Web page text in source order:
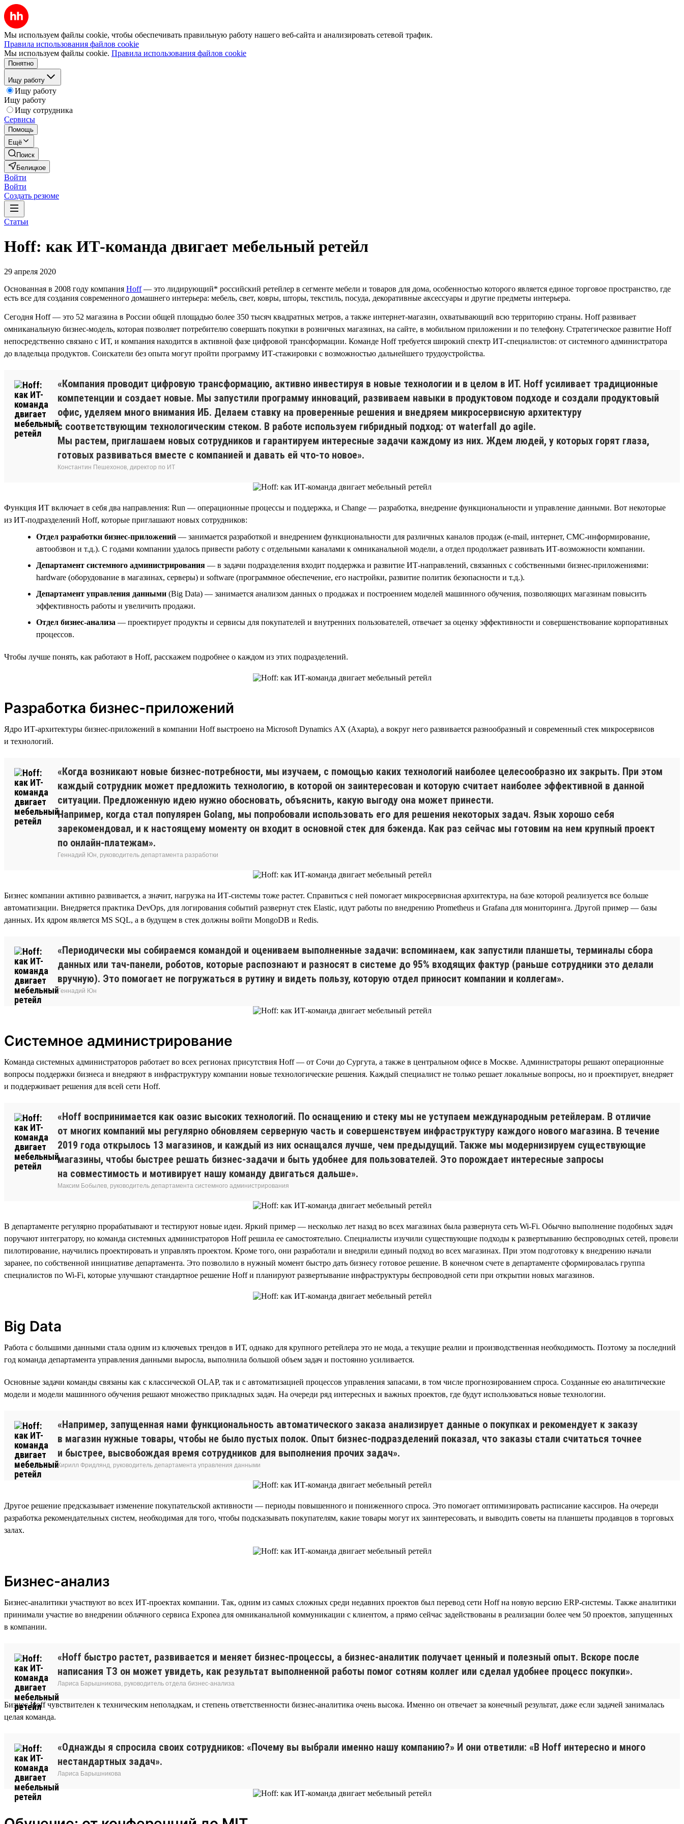
Мы используем файлы cookie, чтобы обеспечивать правильную работу нашего веб-сайта и анализировать сетевой трафик.
Правила использования файлов cookie
Мы используем файлы cookie. Правила использования файлов cookie
Понятно
Ищу работу
Ищу работу
Ищу работу
Ищу сотрудника
Сервисы
Помощь
Ещё
Поиск
Белицкое
Войти
Войти
Создать резюме
Статьи
Hoff: как ИТ-команда двигает мебельный ретейл
29 апреля 2020
Основанная в 2008 году компания Hoff— это лидирующий* российский ретейлер в сегменте мебели и товаров для дома, особенностью которого является единое торговое пространство, где
есть все для создания современного домашнего интерьера: мебель, свет, ковры, шторы, текстиль, посуда, декоративные аксессуары и другие предметы интерьера.
Сегодня Hoff — это 52 магазина в России общей площадью более 350 тысяч квадратных метров, а также интернет-магазин, охватывающий всю территорию страны. Hoff развивает
омниканальную бизнес-модель, которая позволяет потребителю совершать покупки в розничных магазинах, на сайте, в мобильном приложении и по телефону. Стратегическое развитие Hoff
непосредственно связано с ИТ, и компания находится в активной фазе цифровой трансформации. Команде Hoff требуется широкий спектр ИТ-специалистов: от системного администратора
до владельца продуктов. Соискатели без опыта могут пройти программу ИТ-стажировки с возможностью дальнейшего трудоустройства.
«Компания проводит цифровую трансформацию, активно инвестируя в новые технологии и в целом в ИТ. Hoff усиливает традиционные
компетенции и создает новые. Мы запустили программу инноваций, развиваем навыки в продуктовом подходе и создали продуктовый
офис, уделяем много внимания ИБ. Делаем ставку на проверенные решения и внедряем микросервисную архитектуру
с соответствующим технологическим стеком. В работе используем гибридный подход: от waterfall до agile.
Мы растем, приглашаем новых сотрудников и гарантируем интересные задачи каждому из них. Ждем людей, у которых горят глаза,
готовых развиваться вместе с компанией и давать ей что-то новое».
Константин Пешехонов, директор по ИТ
Функция ИТ включает в себя два направления: Run — операционные процессы и поддержка, и Change — разработка, внедрение функциональности и управление данными. Вот некоторые
из ИТ-подразделений Hoff, которые приглашают новых сотрудников:
Отдел разработки бизнес-приложений — занимается разработкой и внедрением функциональности для различных каналов продаж (e-mail, интернет, СМС-информирование,
автообзвон и т.д.). С годами компании удалось привести работу с отдельными каналами к омниканальной модели, а отдел продолжает развивать ИТ-возможности компании.
Департамент системного администрирования — в задачи подразделения входит поддержка и развитие ИТ-направлений, связанных с собственными бизнес-приложениями:
hardware (оборудование в магазинах, серверы) и software (программное обеспечение, его настройки, развитие политик безопасности и т.д.).
Департамент управления данными (Big Data) — занимается анализом данных о продажах и построением моделей машинного обучения, позволяющих магазинам повысить
эффективность работы и увеличить продажи.
Отдел бизнес-анализа — проектирует продукты и сервисы для покупателей и внутренних пользователей, отвечает за оценку эффективности и совершенствование корпоративных
процессов.
Чтобы лучше понять, как работают в Hoff, расскажем подробнее о каждом из этих подразделений.
Разработка бизнес-приложений
Ядро ИТ-архитектуры бизнес-приложений в компании Hoff выстроено на Microsoft Dynamics AX (Axapta), а вокруг него развивается разнообразный и современный стек микросервисов
и технологий.
«Когда возникают новые бизнес-потребности, мы изучаем, с помощью каких технологий наиболее целесообразно их закрыть. При этом
каждый сотрудник может предложить технологию, в которой он заинтересован и которую считает наиболее эффективной в данной
ситуации. Предложенную идею нужно обосновать, объяснить, какую выгоду она может принести.
Например, когда стал популярен Golang, мы попробовали использовать его для решения некоторых задач. Язык хорошо себя
зарекомендовал, и к настоящему моменту он входит в основной стек для бэкенда. Как раз сейчас мы готовим на нем крупный проект
по онлайн-платежам».
Геннадий Юн, руководитель департамента разработки
Бизнес компании активно развивается, а значит, нагрузка на ИТ-системы тоже растет. Справиться с ней помогает микросервисная архитектура, на базе которой реализуется все больше
автоматизации. Внедряется практика DevOps, для логирования событий развернут стек Elastic, идут работы по внедрению Prometheus и Grafana для мониторинга. Другой пример — базы
данных. Их ядром является MS SQL, а в будущем в стек должны войти MongoDB и Redis.
«Периодически мы собираемся командой и оцениваем выполненные задачи: вспоминаем, как запустили планшеты, терминалы сбора
данных или тач-панели, роботов, которые распознают и разносят в системе до 95% входящих фактур (раньше сотрудники это делали
вручную). Это помогает не погружаться в рутину и видеть пользу, которую отдел приносит компании и коллегам».
Геннадий Юн
Системное администрирование
Команда системных администраторов работает во всех регионах присутствия Hoff — от Сочи до Сургута, а также в центральном офисе в Москве. Администраторы решают операционные
вопросы поддержки бизнеса и внедряют в инфраструктуру компании новые технологические решения. Каждый специалист не только решает локальные вопросы, но и проектирует, внедряет
и поддерживает решения для всей сети Hoff.
«Hoff воспринимается как оазис высоких технологий. По оснащению и стеку мы не уступаем международным ретейлерам. В отличие
от многих компаний мы регулярно обновляем серверную часть и совершенствуем инфраструктуру каждого нового магазина. В течение
2019 года открылось 13 магазинов, и каждый из них оснащался лучше, чем предыдущий. Также мы модернизируем существующие
магазины, чтобы быстрее решать бизнес-задачи и быть удобнее для пользователей. Это порождает интересные запросы
на совместимость и мотивирует нашу команду двигаться дальше».
Максим Бобылев, руководитель департамента системного администрирования
В департаменте регулярно прорабатывают и тестируют новые идеи. Яркий пример — несколько лет назад во всех магазинах была развернута сеть Wi-Fi. Обычно выполнение подобных задач
поручают интегратору, но команда системных администраторов Hoff решила ее самостоятельно. Специалисты изучили существующие подходы к развертыванию беспроводных сетей, провели
пилотирование, научились проектировать и управлять проектом. Кроме того, они разработали и внедрили единый подход во всех магазинах. При этом подготовку к внедрению начали
заранее, по собственной инициативе департамента. Это позволило в нужный момент быстро дать бизнесу готовое решение. В конечном счете в департаменте сформировалась группа
специалистов по Wi-Fi, которые улучшают стандартное решение Hoff и планируют развертывание инфраструктуры беспроводной сети при открытии новых магазинов.
Big Data
Работа с большими данными стала одним из ключевых трендов в ИТ, однако для крупного ретейлера это не мода, а текущие реалии и производственная необходимость. Поэтому за последний
год команда департамента управления данными выросла, выполнила большой объем задач и постоянно усиливается.
Основные задачи команды связаны как с классической OLAP, так и с автоматизацией процессов управления запасами, в том числе прогнозированием спроса. Созданные ею аналитические
модели и модели машинного обучения решают множество прикладных задач. На очереди ряд интересных и важных проектов, где будут использоваться новые технологии.
«Например, запущенная нами функциональность автоматического заказа анализирует данные о покупках и рекомендует к заказу
в магазин нужные товары, чтобы не было пустых полок. Опыт бизнес-подразделений показал, что заказы стали считаться точнее
и быстрее, высвобождая время сотрудников для выполнения прочих задач».
Кирилл Фридлянд, руководитель департамента управления данными
Другое решение предсказывает изменение покупательской активности — периоды повышенного и пониженного спроса. Это помогает оптимизировать расписание кассиров. На очереди
разработка рекомендательных систем, необходимая для того, чтобы подсказывать покупателям, какие товары могут их заинтересовать, и выводить советы на планшеты продавцов в торговых
залах.
Бизнес-анализ
Бизнес-аналитики участвуют во всех ИТ-проектах компании. Так, одним из самых сложных среди недавних проектов был перевод сети Hoff на новую версию ERP-системы. Также аналитики
принимали участие во внедрении облачного сервиса Exponea для омниканальной коммуникации с клиентом, а прямо сейчас задействованы в реализации более чем 50 проектов, запущенных
в компании.
«Hoff быстро растет, развивается и меняет бизнес-процессы, а бизнес-аналитик получает ценный и полезный опыт. Вскоре после
написания ТЗ он может увидеть, как результат выполненной работы помог сотням коллег или сделал удобнее процесс покупки».
Лариса Барышникова, руководитель отдела бизнес-анализа
Бизнес Hoff чувствителен к техническим неполадкам, и степень ответственности бизнес-аналитика очень высока. Именно он отвечает за конечный результат, даже если задачей занималась
целая команда.
«Однажды я спросила своих сотрудников: «Почему вы выбрали именно нашу компанию?» И они ответили: «В Hoff интересно и много
нестандартных задач».
Лариса Барышникова